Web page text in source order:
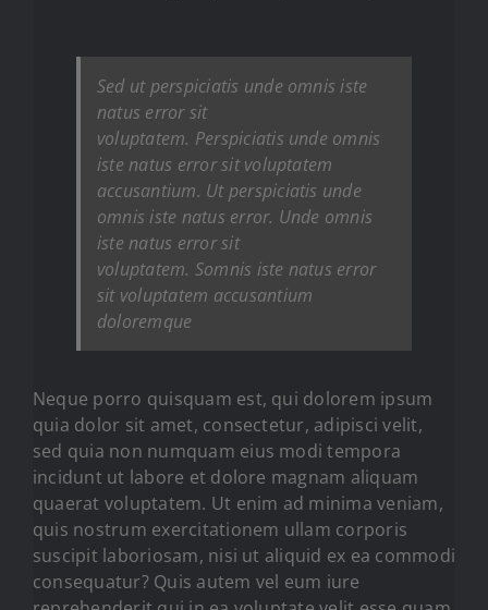
Sed ut perspiciatis unde omnis iste
natus error sit
voluptatem. Perspiciatis unde omnis
iste natus error sit voluptatem
accusantium. Ut perspiciatis unde
omnis iste natus error. Unde omnis
iste natus error sit
voluptatem. Somnis iste natus error
sit voluptatem accusantium
doloremque
Neque porro quisquam est, qui dolorem ipsum
quia dolor sit amet, consectetur, adipisci velit,
sed quia non numquam eius modi tempora
incidunt ut labore et dolore magnam aliquam
quaerat voluptatem. Ut enim ad minima veniam,
quis nostrum exercitationem ullam corporis
suscipit laboriosam, nisi ut aliquid ex ea commodi
consequatur? Quis autem vel eum iure